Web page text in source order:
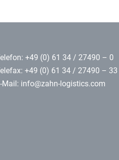
+49 (0) 61 34 / 27490 – 0
+49 (0) 61 34 / 27490 – 33
Mail: info@zahn-logistics.com